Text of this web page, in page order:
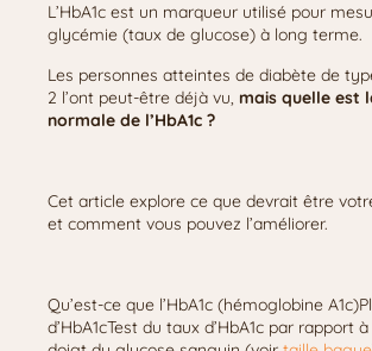
L’HbA1c est un marqueur utilisé pour
glycémie (taux de glucose) à long terme.
Les personnes atteintes de diabète de
2 l’ont peut-être déjà vu, mais quelle est
normale de l’HbA1c ?
Cet article explore ce que devrait être
et comment vous pouvez l’améliorer.
Qu’est-ce que l’HbA1c (hémoglobine
d’HbA1cTest du taux d’HbA1c par rapport